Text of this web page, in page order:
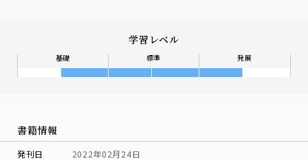
学習レベル
基礎 標準 発展
書籍情報
発刊日 2022年02月24日